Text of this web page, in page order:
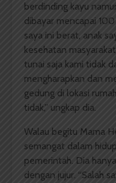
berdinding kayu
dibayar mencapai
saya ini berat, anak
kesehatan
tunai saja kami tidak
mengharapkan dan
gedung di lokasi
tidak,” ungkap dia.
Walau begitu Mama
semangat dalam
pemerintah. Dia
dengan jujur. “Salah